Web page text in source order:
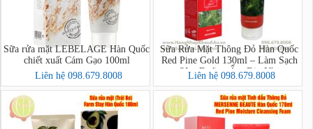
Sữa rửa mặt LEBELAGE Hàn Quốc
chiết xuất Cám Gạo 100ml
Liên hệ 098.679.8008
Sữa Rửa Mặt Thông Đỏ Hàn Quốc
Red Pine Gold 130ml – Làm Sạch
Sâu, Dưỡng Ẩm Dịu Nhẹ
Liên hệ 098.679.8008